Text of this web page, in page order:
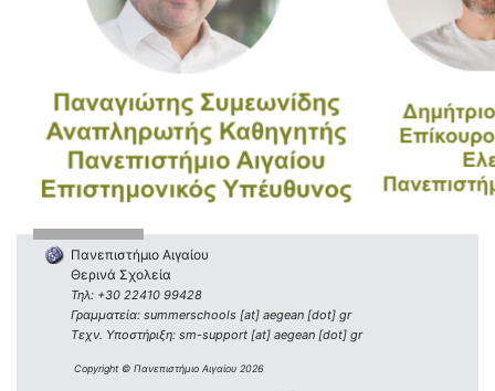
Πανεπιστήμιο Αιγαίου
Θερινά Σχολεία
Τηλ: +30 22410 99428
Γραμματεία: summerschools [at] aegean [dot] gr
Τεχν. Υποστήριξη: sm-support [at] aegean [dot] gr
Copyright © Πανεπιστήμιο Αιγαίου 2026